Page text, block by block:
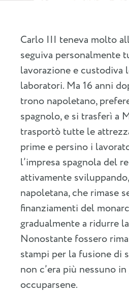
Carlo III teneva molto
seguiva personalmente
lavorazione e custodiva
laboratori. Ma 16 anni
trono napoletano,
spagnolo, e si trasferì a
trasportò tutte le
prime e persino i
l’impresa spagnola del
attivamente
napoletana, che rimase
finanziamenti del
gradualmente a ridurre
Nonostante fossero
stampi per la fusione di
non c’era più nessuno
occuparsene.